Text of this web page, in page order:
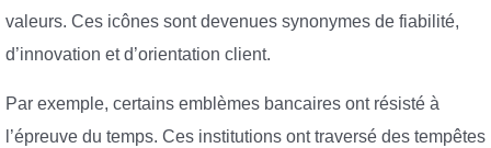
valeurs. Ces icônes sont devenues synonymes de fiabilité,
d’innovation et d’orientation client.
Par exemple, certains emblèmes bancaires ont résisté à
l’épreuve du temps. Ces institutions ont traversé des tempêtes